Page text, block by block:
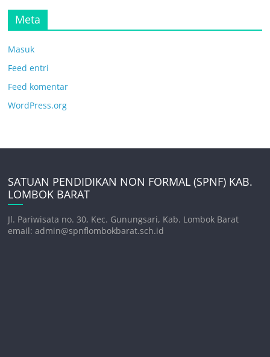
Meta
Masuk
Feed entri
Feed komentar
WordPress.org
SATUAN PENDIDIKAN NON FORMAL (SPNF) KAB.
LOMBOK BARAT
Jl. Pariwisata no. 30, Kec. Gunungsari, Kab. Lombok Barat
email: admin@spnflombokbarat.sch.id